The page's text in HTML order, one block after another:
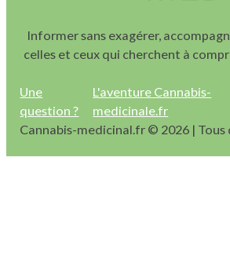
Informer sans exagérer,
celles et ceux qui cherchent à
Une
question ?
L'aventure Cannabis-
medicinale.fr
Cannabis-medicinal.fr © 2026 | Tous